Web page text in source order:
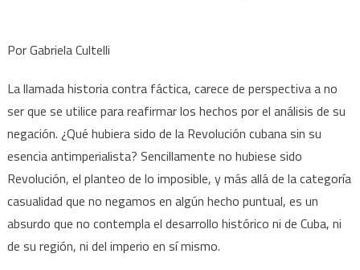
Por Gabriela Cultelli
La llamada historia contra fáctica, carece de perspectiva a no
ser que se utilice para reafirmar los hechos por el análisis de su
negación. ¿Qué hubiera sido de la Revolución cubana sin su
esencia antimperialista? Sencillamente no hubiese sido
Revolución, el planteo de lo imposible, y más allá de la categoría
casualidad que no negamos en algún hecho puntual, es un
absurdo que no contempla el desarrollo histórico ni de Cuba, ni
de su región, ni del imperio en sí mismo.